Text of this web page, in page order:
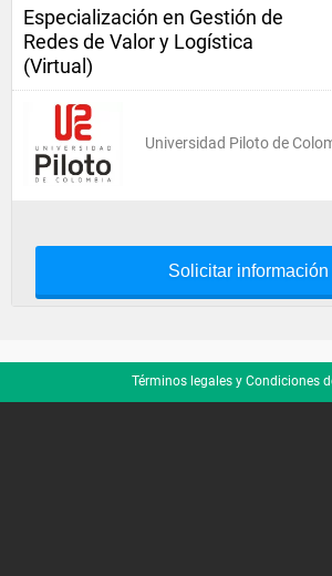
Especialización en Gestión de
Redes de Valor y Logística
(Virtual)
Universidad Piloto de
Solicitar información
Términos legales y Condiciones